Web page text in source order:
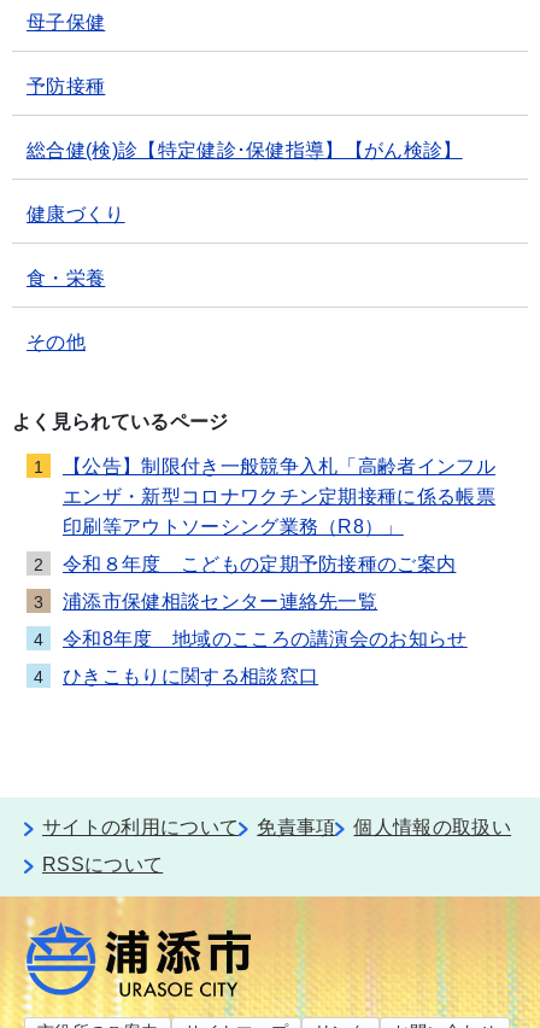
母子保健
予防接種
総合健(検)診【特定健診･保健指導】【がん検診】
健康づくり
食・栄養
その他
よく見られているページ
1
【公告】制限付き一般競争入札「高齢者インフル
エンザ・新型コロナワクチン定期接種に係る帳票
印刷等アウトソーシング業務（R8）」
2 令和８年度 こどもの定期予防接種のご案内
3 浦添市保健相談センター連絡先一覧
4 令和8年度 地域のこころの講演会のお知らせ
4 ひきこもりに関する相談窓口
サイトの利用について 免責事項
個人情報の取扱い
RSSについて